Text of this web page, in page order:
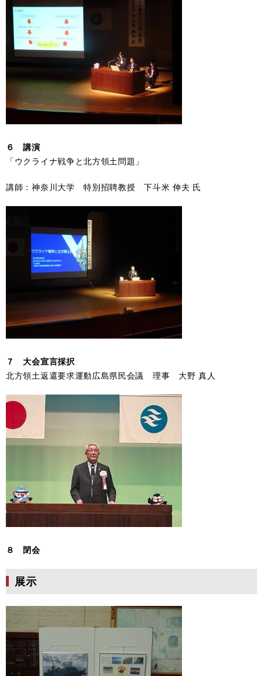
６
講演
「ウクライナ戦争と北方領土問題」
講師：神奈川大学 特別招聘教授 下斗米 伸夫 氏
７ 大会宣言採択
北方領土返還要求運動広島県民会議 理事 大野 真人
８ 閉会
展示